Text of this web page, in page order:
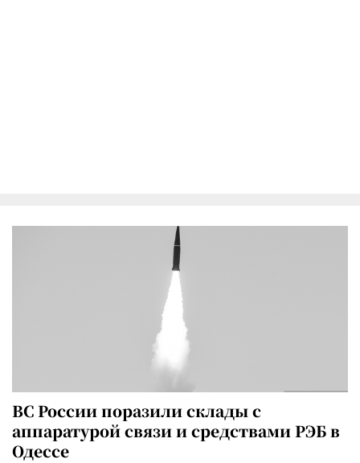
ВС России поразили склады с
аппаратурой связи и средствами РЭБ в
Одессе